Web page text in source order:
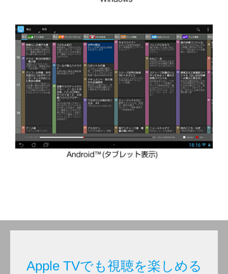
Apple TVでも視聴を楽しめる